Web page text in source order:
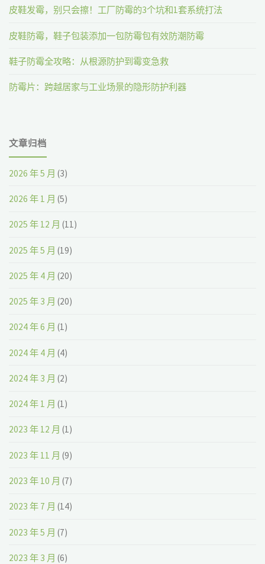
皮鞋发霉，别只会擦！工厂防霉的3个坑和1套系统打法
皮鞋防霉，鞋子包装添加一包防霉包有效防潮防霉
鞋子防霉全攻略：从根源防护到霉变急救
防霉片：跨越居家与工业场景的隐形防护利器
文章归档
2026 年 5 月 (3)
2026 年 1 月 (5)
2025 年 12 月 (11)
2025 年 5 月 (19)
2025 年 4 月 (20)
2025 年 3 月 (20)
2024 年 6 月 (1)
2024 年 4 月 (4)
2024 年 3 月 (2)
2024 年 1 月 (1)
2023 年 12 月 (1)
2023 年 11 月 (9)
2023 年 10 月 (7)
2023 年 7 月 (14)
2023 年 5 月 (7)
2023 年 3 月 (6)